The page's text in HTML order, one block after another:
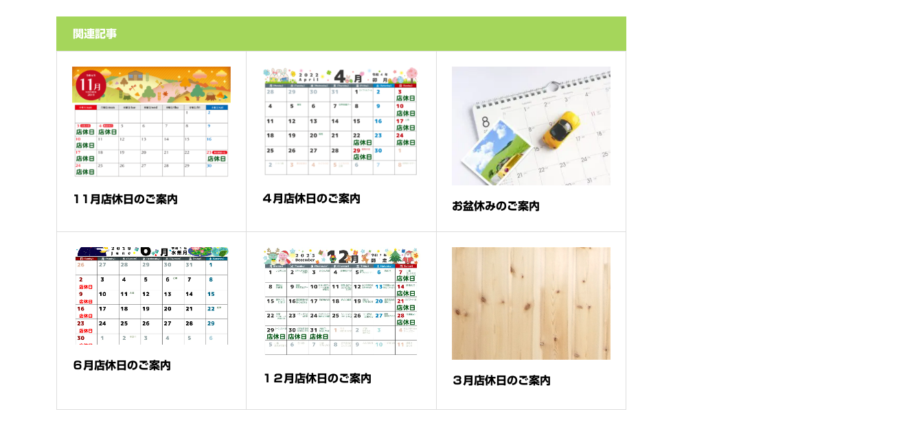
関連記事
11月店休日のご案内 ４月店休日のご案内
お盆休みのご案内
６月店休日のご案内
１２月店休日のご案内
３月店休日のご案内